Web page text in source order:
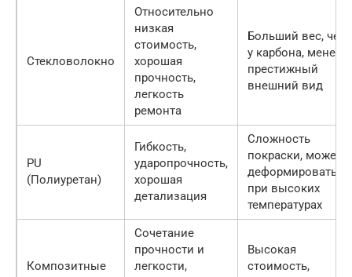
Стекловолокно
Относительно
низкая
стоимость,
хорошая
прочность,
легкость
ремонта
Больший вес, чем
у карбона, менее
престижный
внешний вид
PU
(Полиуретан)
Гибкость,
ударопрочность,
хорошая
детализация
Сложность
покраски, может
деформироваться
при высоких
температурах
Композитные
Сочетание
прочности и
легкости,
Высокая
стоимость,